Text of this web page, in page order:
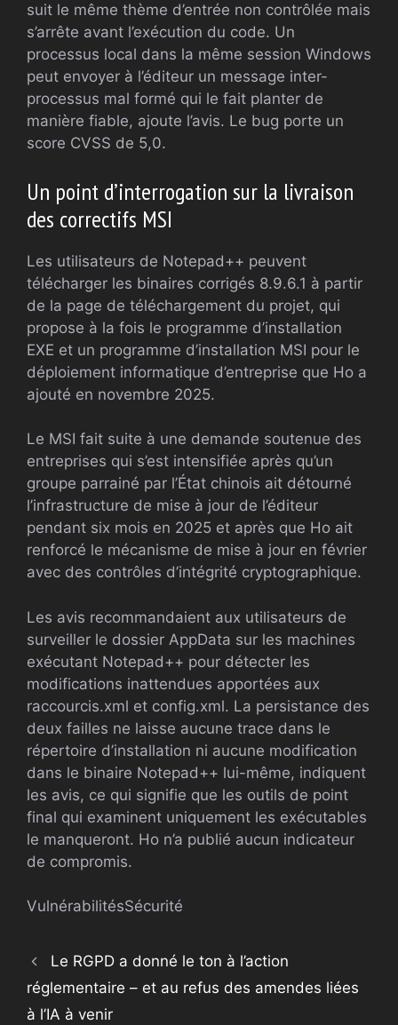
suit le même thème d’entrée non contrôlée mais
s’arrête avant l’exécution du code. Un
processus local dans la même session Windows
peut envoyer à l’éditeur un message inter-
processus mal formé qui le fait planter de
manière fiable, ajoute l’avis. Le bug porte un
score CVSS de 5,0.
Un point d’interrogation sur la livraison
des correctifs MSI
Les utilisateurs de Notepad++ peuvent
télécharger les binaires corrigés 8.9.6.1 à partir
de la page de téléchargement du projet, qui
propose à la fois le programme d’installation
EXE et un programme d’installation MSI pour le
déploiement informatique d’entreprise que Ho a
ajouté en novembre 2025.
Le MSI fait suite à une demande soutenue des
entreprises qui s’est intensifiée après qu’un
groupe parrainé par l’État chinois ait détourné
l’infrastructure de mise à jour de l’éditeur
pendant six mois en 2025 et après que Ho ait
renforcé le mécanisme de mise à jour en février
avec des contrôles d’intégrité cryptographique.
Les avis recommandaient aux utilisateurs de
surveiller le dossier AppData sur les machines
exécutant Notepad++ pour détecter les
modifications inattendues apportées aux
raccourcis.xml et config.xml. La persistance des
deux failles ne laisse aucune trace dans le
répertoire d’installation ni aucune modification
dans le binaire Notepad++ lui-même, indiquent
les avis, ce qui signifie que les outils de point
final qui examinent uniquement les exécutables
le manqueront. Ho n’a publié aucun indicateur
de compromis.
VulnérabilitésSécurité
Le RGPD a donné le ton à l’action
réglementaire – et au refus des amendes liées
à l’IA à venir